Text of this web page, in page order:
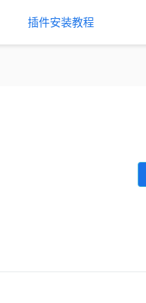
插件安装教程